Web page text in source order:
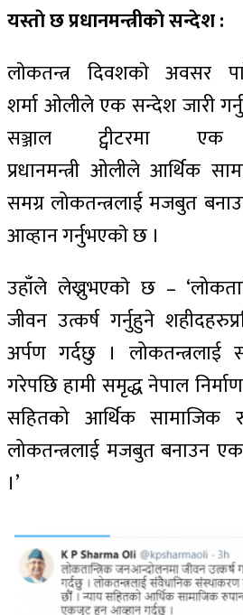
यस्ताे छ प्रधानमन्त्रीकाे सन्देश :
लाेकतन्त्र दिवशकाे अवसर
शर्मा ओलीले एक सन्देश जारी
सञ्जाल ट्वीटरमा
प्रधानमन्त्री ओलीले आर्थिक
समग्र लोकतन्त्रलाई मजबुत
आव्हान गर्नुभएकाे छ ।
उहाँले लेख्नुभएकाे छ –
जीवन उत्कर्ष गर्नुहुने
अर्पण गर्दछु । लोकतन्त्रलाई
गरेपछि हामी समृद्ध नेपाल
सहितको आर्थिक सामाजिक
लोकतन्त्रलाई मजबुत बनाउन
।’